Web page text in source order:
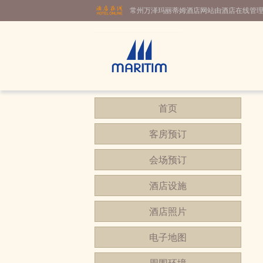
常州万泽玛丽蒂姆酒店网站由酒店在线管
首页
客房预订
会场预订
酒店设施
酒店照片
电子地图